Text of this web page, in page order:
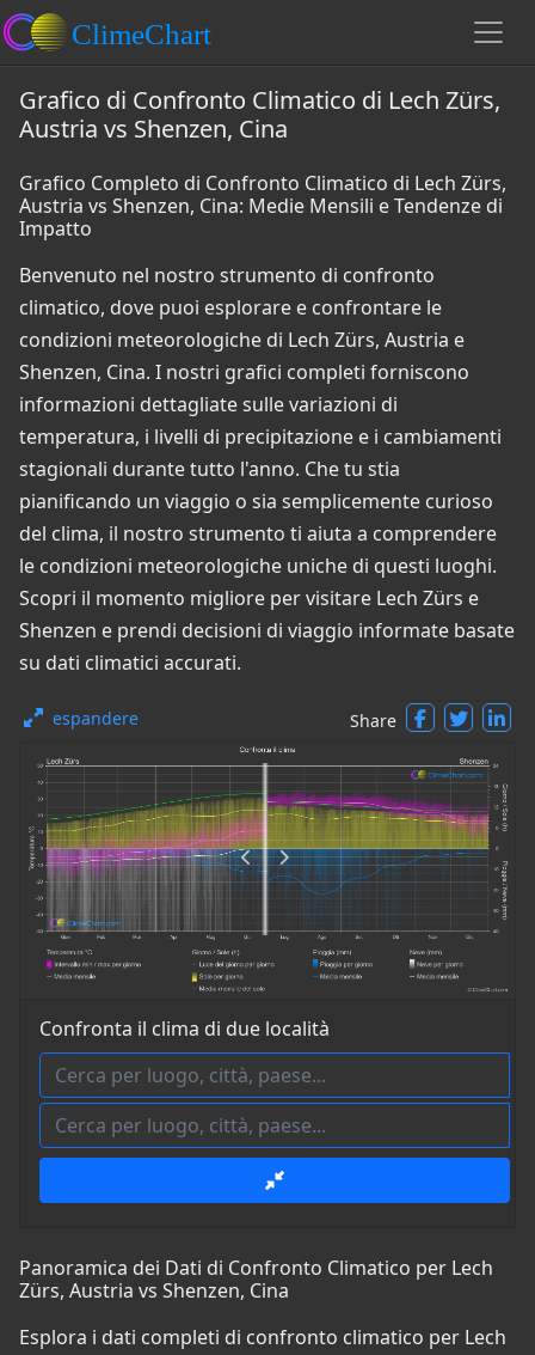
Grafico di Confronto Climatico di Lech Zürs,
Austria vs Shenzen, Cina
Grafico Completo di Confronto Climatico di Lech Zürs,
Austria vs Shenzen, Cina: Medie Mensili e Tendenze di
Impatto
Benvenuto nel nostro strumento di confronto
climatico, dove puoi esplorare e confrontare le
condizioni meteorologiche di Lech Zürs, Austria e
Shenzen, Cina. I nostri grafici completi forniscono
informazioni dettagliate sulle variazioni di
temperatura, i livelli di precipitazione e i cambiamenti
stagionali durante tutto l'anno. Che tu stia
pianificando un viaggio o sia semplicemente curioso
del clima, il nostro strumento ti aiuta a comprendere
le condizioni meteorologiche uniche di questi luoghi.
Scopri il momento migliore per visitare Lech Zürs e
Shenzen e prendi decisioni di viaggio informate basate
su dati climatici accurati.
espandere Share
Confronta il clima di due località
Panoramica dei Dati di Confronto Climatico per Lech
Zürs, Austria vs Shenzen, Cina
Esplora i dati completi di confronto climatico per Lech